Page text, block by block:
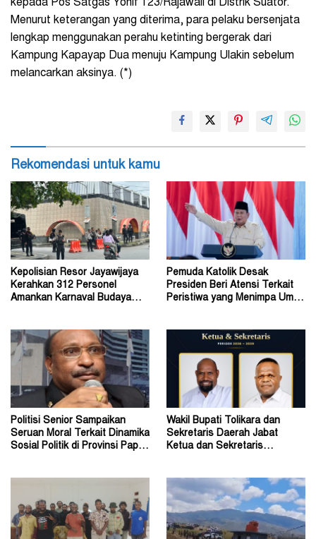
kepada Pos Satgas Yonif 123/Rajawali di Distrik Suator.
Menurut keterangan yang diterima, para pelaku bersenjata
lengkap menggunakan perahu ketinting bergerak dari
Kampung Kapayap Dua menuju Kampung Ulakin sebelum
melancarkan aksinya. (*)
Rekomendasi untuk kamu
Kepolisian Resor Jayawijaya
Kerahkan 312 Personel
Amankan Karnaval Budaya
Pemuda Katolik Desak
Presiden Beri Atensi Terkait
Peristiwa yang Menimpa Umat
Politisi Senior Sampaikan
Seruan Moral Terkait Dinamika
Sosial Politik di Provinsi Papua
Wakil Bupati Tolikara dan
Sekretaris Daerah Jabat
Ketua dan Sekretaris